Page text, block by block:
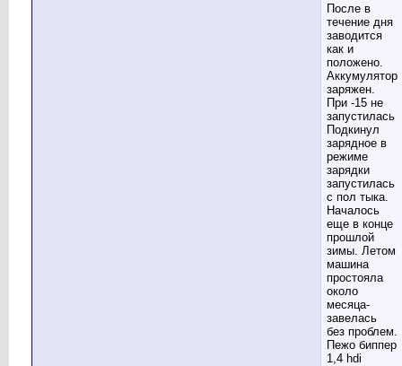
После в
течение дня
заводится
как и
положено.
Аккумулятор
заряжен.
При -15 не
запустилась
Подкинул
зарядное в
режиме
зарядки
запустилась
с пол тыка.
Началось
еще в конце
прошлой
зимы. Летом
машина
простояла
около
месяца-
завелась
без проблем.
Пежо биппер
1,4 hdi